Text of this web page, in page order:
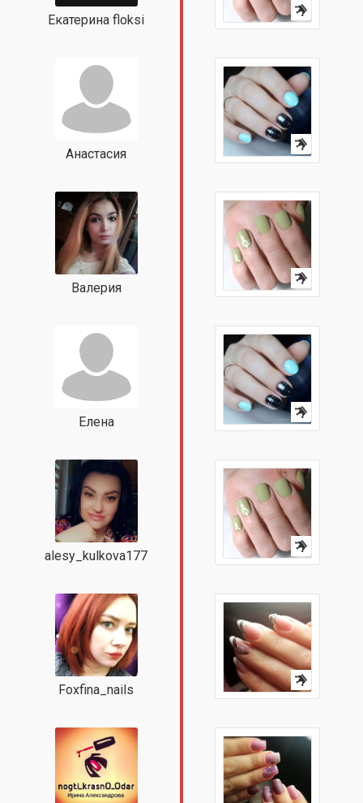
Екатерина floksi
Анастасия
Валерия
Елена
alesy_kulkova177
Foxfina_nails